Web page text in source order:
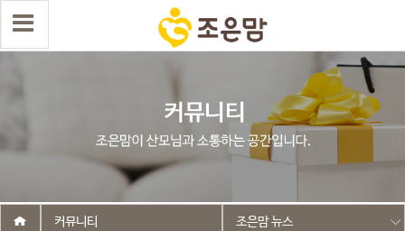
커뮤니티 조은맘 뉴스